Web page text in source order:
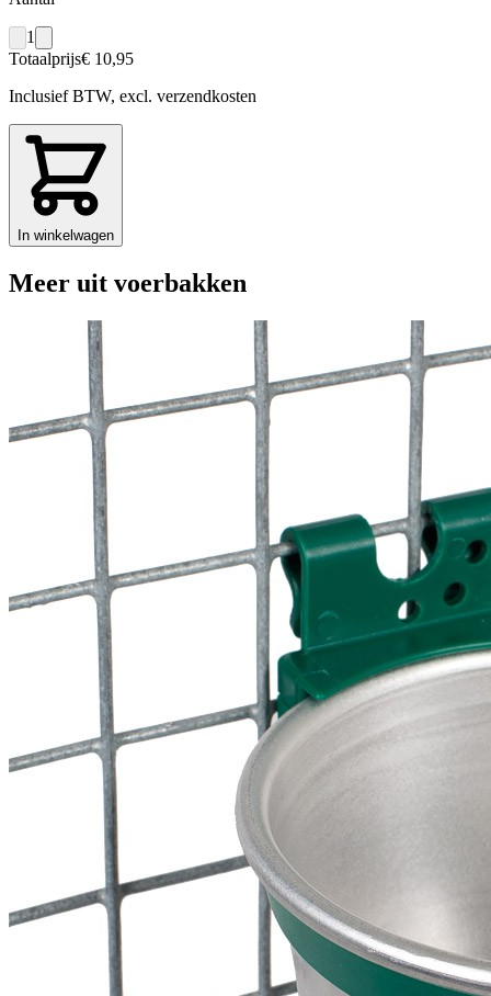
1
Totaalprijs€ 10,95
Inclusief BTW, excl. verzendkosten
In winkelwagen
Meer uit voerbakken